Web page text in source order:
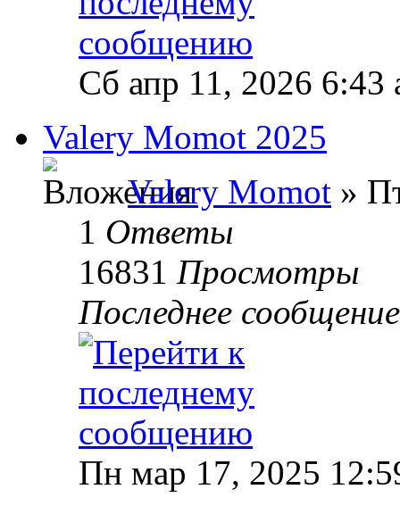
Сб апр 11, 2026 6:43
Valery Momot 2025
Valery Momot »
1 Ответы
16831 Просмотры
Последнее
Пн мар 17, 2025